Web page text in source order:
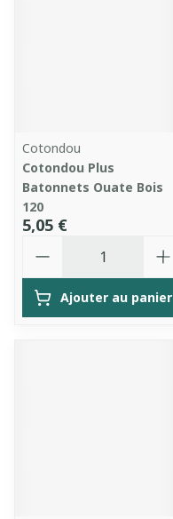
Cotondou
Cotondou Plus
Batonnets Ouate Bois
120
5,05 €
Ajouter au panier